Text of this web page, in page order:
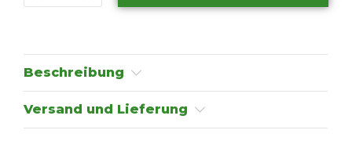
Beschreibung
Versand und Lieferung